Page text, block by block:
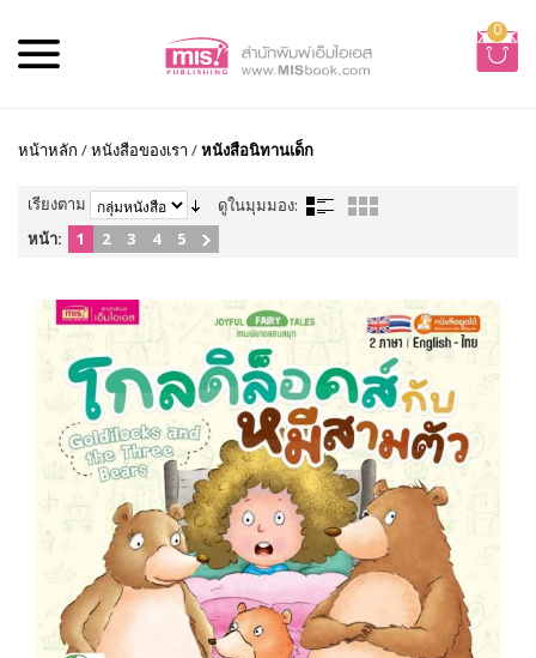
0
หน้าหลัก /หนังสือของเรา /หนังสือนิทานเด็ก
เรียงตาม
ดูในมุมมอง:
หน้า:
1 2 3 4 5